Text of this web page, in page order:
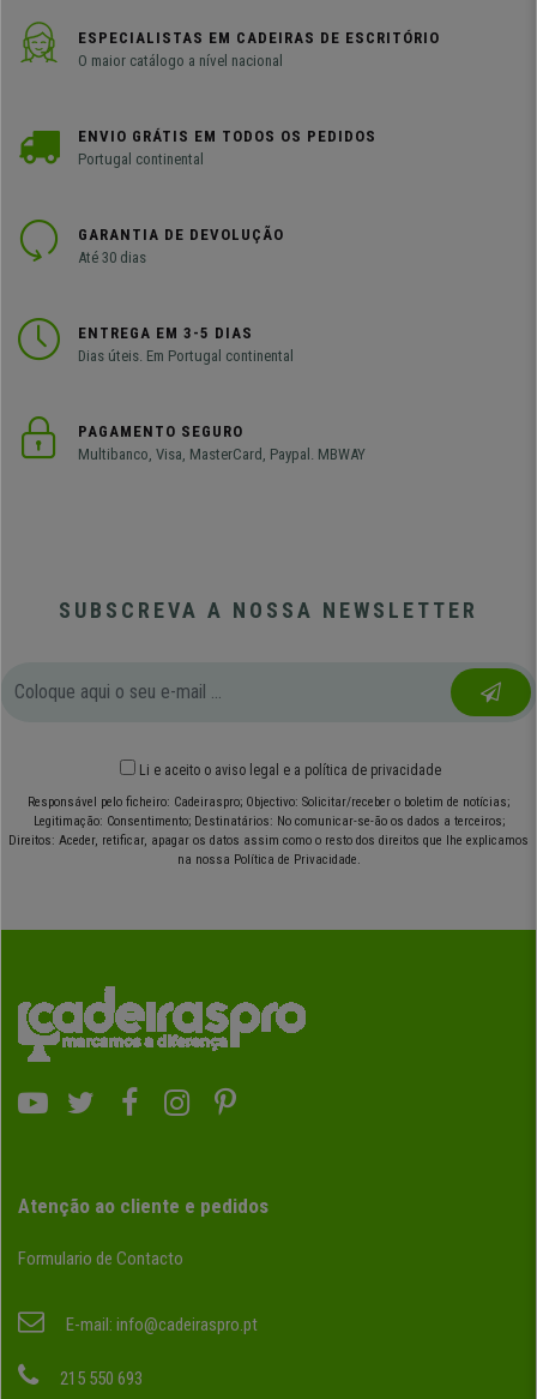
ESPECIALISTAS EM CADEIRAS DE ESCRITÓRIO
O maior catálogo a nível nacional
ENVIO GRÁTIS EM TODOS OS PEDIDOS
Portugal continental
GARANTIA DE DEVOLUÇÃO
Até 30 dias
ENTREGA EM 3-5 DIAS
Dias úteis. Em Portugal continental
PAGAMENTO SEGURO
Multibanco, Visa, MasterCard, Paypal. MBWAY
SUBSCREVA A NOSSA NEWSLETTER
Li e aceito o aviso legal e a política de privacidade
Responsável pelo ficheiro: Cadeiraspro; Objectivo: Solicitar/receber o boletim de notícias;
Legitimação: Consentimento; Destinatários: No comunicar-se-ão os dados a terceiros;
Direitos: Aceder, retificar, apagar os datos assim como o resto dos direitos que lhe explicamos
na nossa Política de Privacidade.
Atenção ao cliente e pedidos
Formulario de Contacto
E-mail: info@cadeiraspro.pt
215 550 693